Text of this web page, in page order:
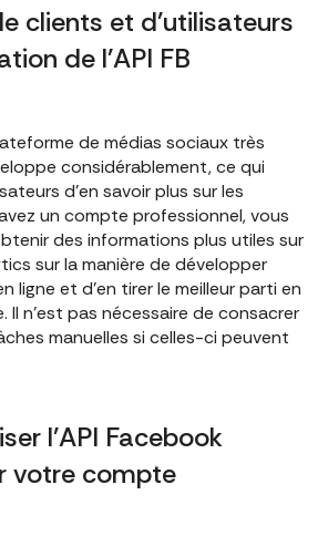
clients et d'utilisateurs
de l'API FB
de médias sociaux très
considérablement, ce qui
d'en savoir plus sur les
un compte professionnel, vous
des informations plus utiles sur
sur la manière de développer
ligne et d'en tirer le meilleur parti en
Il n'est pas nécessaire de consacrer
manuelles si celles-ci peuvent
l'API Facebook
votre compte